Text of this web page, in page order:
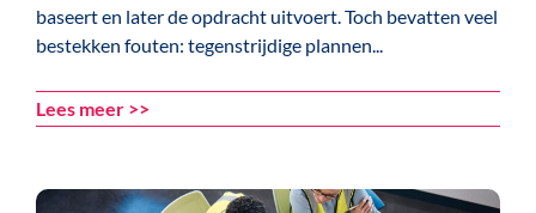
baseert en later de opdracht uitvoert. Toch bevatten veel
bestekken fouten: tegenstrijdige plannen...
Lees meer >>